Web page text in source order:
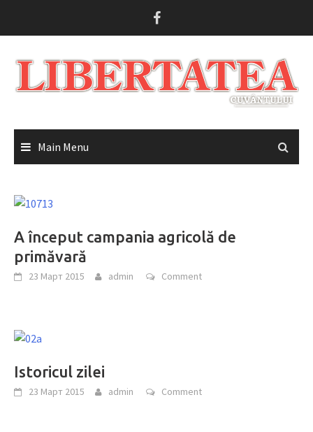
Main Menu
A început campania agricolă de
primăvară
23 Март 2015 admin Comment
Istoricul zilei
23 Март 2015 admin Comment